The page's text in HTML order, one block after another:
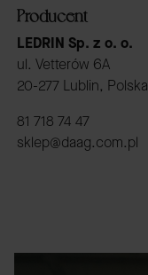
Producent
LEDRIN Sp. z o. o.
ul. Vetterów 6A
20-277 Lublin, Polska
81 718 74 47
sklep@daag.com.pl